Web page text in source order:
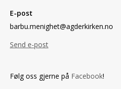
E-post
barbu.menighet@agderkirken.no
Send e-post
Følg oss gjerne på Facebook!